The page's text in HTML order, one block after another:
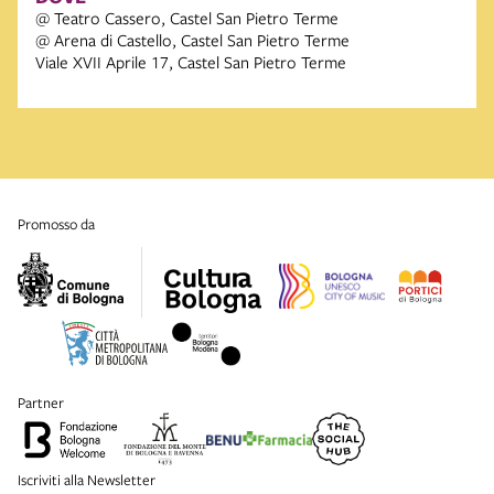
@ Teatro Cassero, Castel San Pietro Terme
@ Arena di Castello, Castel San Pietro Terme
Viale XVII Aprile 17, Castel San Pietro Terme
promosso da
partner
Iscriviti alla Newsletter